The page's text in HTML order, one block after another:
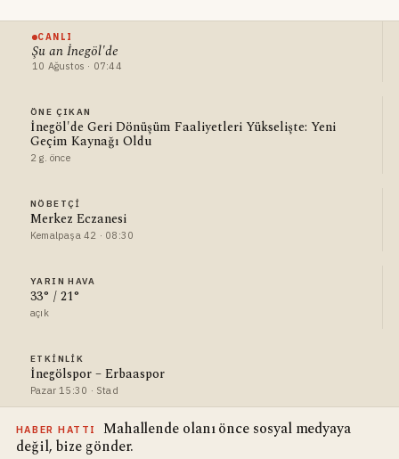
CANLI
Şu an İnegöl'de
10 Ağustos · 07:44
ÖNE ÇIKAN
İnegöl'de Geri Dönüşüm Faaliyetleri Yükselişte: Yeni
Geçim Kaynağı Oldu
2 g. önce
NÖBETÇI
Merkez Eczanesi
Kemalpaşa 42 · 08:30
YARIN HAVA
33° / 21°
açık
ETKINLIK
İnegölspor – Erbaaspor
Pazar 15:30 · Stad
HABER HATTI
Mahallende olanı önce sosyal medyaya
değil, bize gönder.